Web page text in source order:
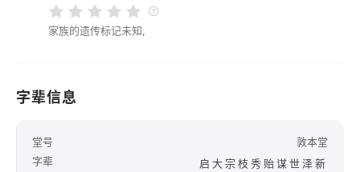
家族的遗传标记未知,
字辈信息
堂号
敦本堂
字辈
启大宗枝秀贻谋世泽新